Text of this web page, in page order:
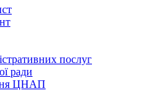
послуг
ради
ЦНАП